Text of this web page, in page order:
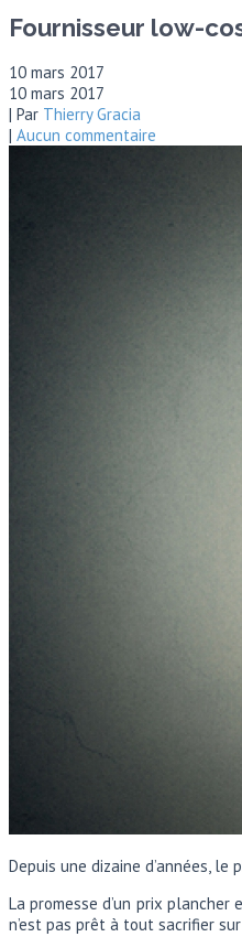
Fournisseur low-
10 mars 2017
10 mars 2017
| Par Thierry Gracia
| Aucun commentaire
Depuis une dizaine d’années,
La promesse d’un prix
n’est pas prêt à tout sacrifier